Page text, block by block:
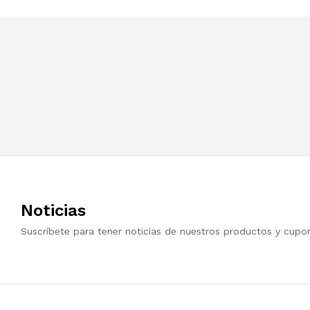
Noticias
Suscríbete para tener noticias de nuestros productos y